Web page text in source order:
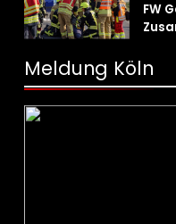
FW
Meldung Köln